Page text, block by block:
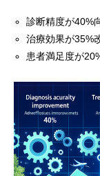
診断精度が40%
治療効果が35%
患者満足度が